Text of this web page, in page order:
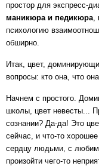
простор для экспресс-
маникюра и педикюра,
психологию
обширно.
Итак, цвет,
вопросы: кто она, что
Начнем с простого.
школы, цвет невесты...
сознании? Да-да! Это
сейчас, и что-то
сердцу людьми, с
произойти чего-то